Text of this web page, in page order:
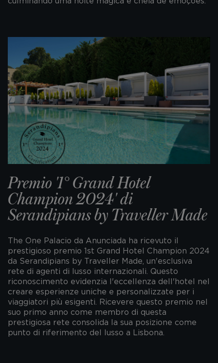
Premio '1° Grand Hotel
Champion 2024' di
Serandipians by Traveller Made
The One Palacio da Anunciada ha ricevuto il
prestigioso premio 1st Grand Hotel Champion 2024
da Serandipians by Traveller Made, un'esclusiva
rete di agenti di lusso internazionali. Questo
riconoscimento evidenzia l'eccellenza dell'hotel nel
creare esperienze uniche e personalizzate per i
viaggiatori più esigenti. Ricevere questo premio nel
suo primo anno come membro di questa
prestigiosa rete consolida la sua posizione come
punto di riferimento del lusso a Lisbona.